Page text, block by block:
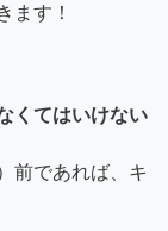
ます！
くてはいけない
前であれば、キ